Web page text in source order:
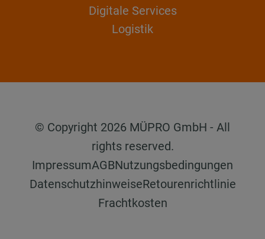
Digitale Services
Logistik
© Copyright 2026 MÜPRO GmbH - All
rights reserved.
ImpressumAGBNutzungsbedingungen
DatenschutzhinweiseRetourenrichtlinie
Frachtkosten